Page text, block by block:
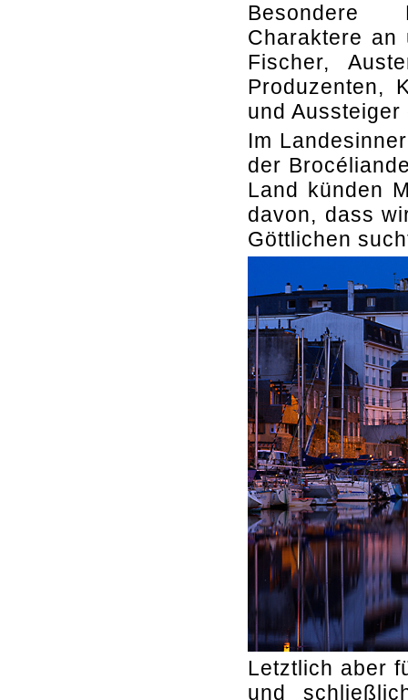
Besondere
Charaktere an
Fischer,
Produzenten,
und
Im
der
Land künden
davon, dass
Göttlichen
Letztlich aber
und